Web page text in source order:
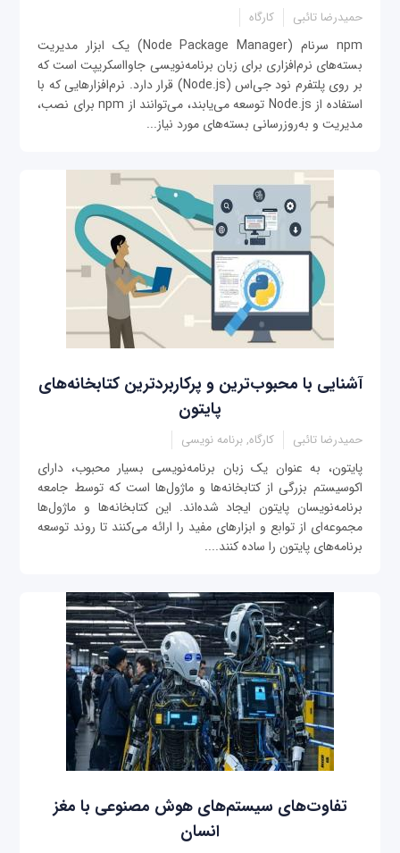
حمیدرضا تائبی کارگاه
npm سرنام (Node Package Manager) یک ابزار مدیریت
بسته‌های نرم‌افزاری برای زبان برنامه‌نویسی جاوااسکریپت است که
بر روی پلتفرم نود جی‌اس (Node.js) قرار دارد. نرم‌افزارهایی که با
استفاده از Node.js توسعه می‌یابند، می‌توانند از npm برای نصب،
مدیریت و به‌روزرسانی بسته‌های مورد نیاز...
آشنایی با محبوب‌ترین و پرکاربردترین کتابخانه‌های
پایتون
حمیدرضا تائبی کارگاه, برنامه نویسی
پایتون، به عنوان یک زبان برنامه‌نویسی بسیار محبوب، دارای
اکوسیستم بزرگی از کتابخانه‌ها و ماژول‌ها است که توسط جامعه
برنامه‌نویسان پایتون ایجاد شده‌اند. این کتابخانه‌ها و ماژول‌ها
مجموعه‌ای از توابع و ابزارهای مفید را ارائه می‌کنند تا روند توسعه
برنامه‌های پایتون را ساده کنند....
تفاوت‌های سیستم‌های هوش مصنوعی با مغز
انسان